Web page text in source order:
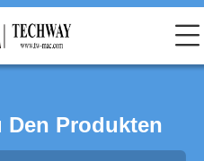
Den Produkten